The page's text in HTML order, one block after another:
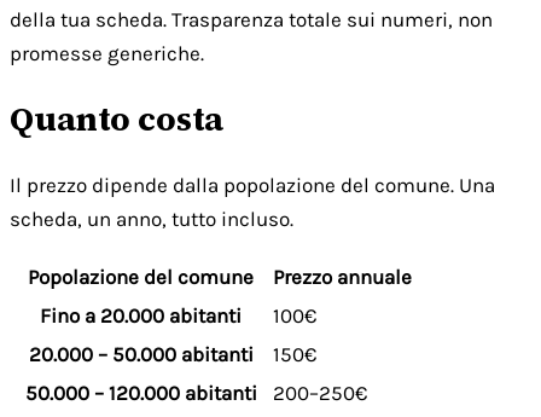
della tua scheda. Trasparenza totale sui numeri, non
promesse generiche.
Quanto costa
Il prezzo dipende dalla popolazione del comune. Una
scheda, un anno, tutto incluso.
Popolazione del comune
Prezzo annuale
Fino a 20.000 abitanti
100€
20.000 – 50.000 abitanti
150€
50.000 – 120.000 abitanti
200–250€